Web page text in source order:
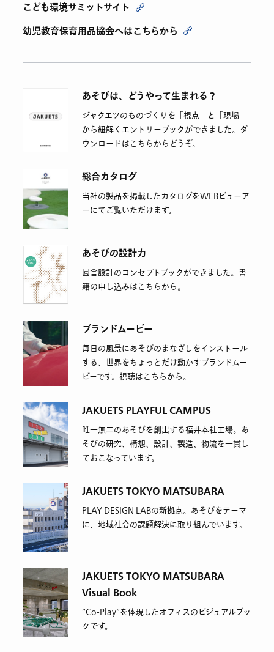
こども環境サミットサイト
幼児教育保育用品協会へはこちらから
あそびは、どうやって生まれる？
ジャクエツのものづくりを「視点」と「現場」
から紐解くエントリーブックができました。ダ
ウンロードはこちらからどうぞ。
総合カタログ
当社の製品を掲載したカタログをWEBビューア
ーにてご覧いただけます。
あそびの設計力
園舎設計のコンセプトブックができました。書
籍の申し込みはこちらから。
ブランドムービー
毎日の風景にあそびのまなざしをインストール
する、世界をちょっとだけ動かすブランドムー
ビーです。視聴はこちらから。
JAKUETS PLAYFUL CAMPUS
唯一無二のあそびを創出する福井本社工場。あ
そびの研究、構想、設計、製造、物流を一貫し
ておこなっています。
JAKUETS TOKYO MATSUBARA
PLAY DESIGN LABの新拠点。あそびをテーマ
に、地域社会の課題解決に取り組んでいます。
JAKUETS TOKYO MATSUBARA
Visual Book
”Co-Play“を体現したオフィスのビジュアルブッ
クです。